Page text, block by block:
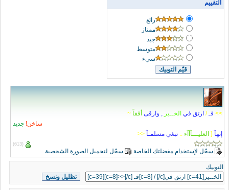
التقييم
رائع
ممتاز
جيد
متوسط
سيء
>> فـ/ ارتق في الخــير, وارقى أفقاً~
ساخن! جديد
إنهآ{ العليـــآآآء..تبغي مسلمـآ<<
(613)
سجّل لإستخدام مفضلتك الخاصة سجّل لتحميل الصورة الشخصية
التوبيك